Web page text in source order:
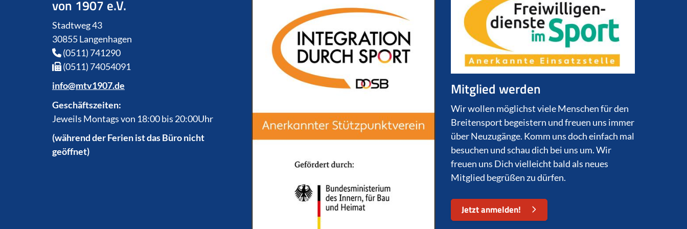
von 1907 e.V.
Stadtweg 43
30855 Langenhagen
(0511) 741290
(0511) 74054091
info@mtv1907.de
Geschäftszeiten:
Jeweils Montags von 18:00 bis 20:00Uhr
(während der Ferien ist das Büro nicht
geöffnet)
Mitglied werden
Wir wollen möglichst viele Menschen für den
Breitensport begeistern und freuen uns immer
über Neuzugänge. Komm uns doch einfach mal
besuchen und schau dich bei uns um. Wir
freuen uns Dich vielleicht bald als neues
Mitglied begrüßen zu dürfen.
Jetzt anmelden!